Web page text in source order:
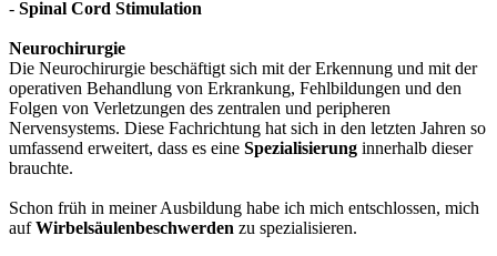
- Spinal Cord Stimulation
Neurochirurgie
Die Neurochirurgie beschäftigt sich mit der Erkennung und mit der
operativen Behandlung von Erkrankung, Fehlbildungen und den
Folgen von Verletzungen des zentralen und peripheren
Nervensystems. Diese Fachrichtung hat sich in den letzten Jahren so
umfassend erweitert, dass es eine Spezialisierung innerhalb dieser
brauchte.
Schon früh in meiner Ausbildung habe ich mich entschlossen, mich
aufWirbelsäulenbeschwerden zu spezialisieren.